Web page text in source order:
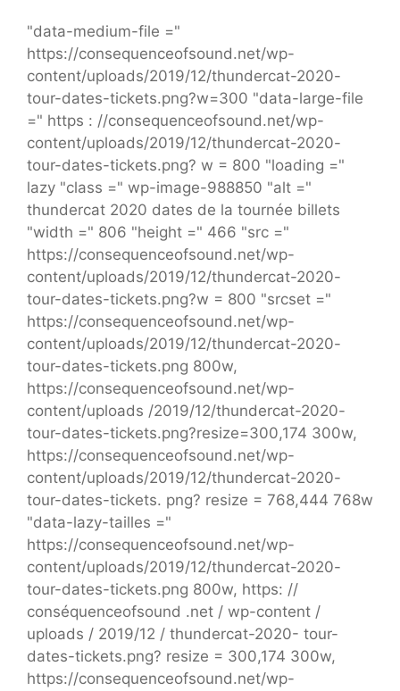
"data-medium-file ="
https://consequenceofsound.net/wp-
content/uploads/2019/12/thundercat-2020-
tour-dates-tickets.png?w=300 "data-large-file
=" https : //consequenceofsound.net/wp-
content/uploads/2019/12/thundercat-2020-
tour-dates-tickets.png? w = 800 "loading ="
lazy "class =" wp-image-988850 "alt ="
thundercat 2020 dates de la tournée billets
"width =" 806 "height =" 466 "src ="
https://consequenceofsound.net/wp-
content/uploads/2019/12/thundercat-2020-
tour-dates-tickets.png?w = 800 "srcset ="
https://consequenceofsound.net/wp-
content/uploads/2019/12/thundercat-2020-
tour-dates-tickets.png 800w,
https://consequenceofsound.net/wp-
content/uploads /2019/12/thundercat-2020-
tour-dates-tickets.png?resize=300,174 300w,
https://consequenceofsound.net/wp-
content/uploads/2019/12/thundercat-2020-
tour-dates-tickets. png? resize = 768,444 768w
"data-lazy-tailles ="
https://consequenceofsound.net/wp-
content/uploads/2019/12/thundercat-2020-
tour-dates-tickets.png 800w, https: //
conséquenceofsound .net / wp-content /
uploads / 2019/12 / thundercat-2020- tour-
dates-tickets.png? resize = 300,174 300w,
https://consequenceofsound.net/wp-